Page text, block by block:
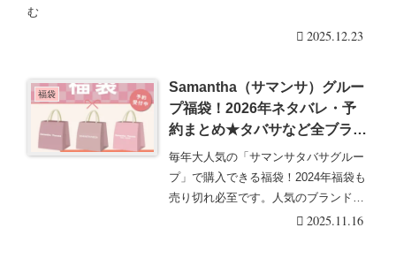
む
2025.12.23
福袋
Samantha（サマンサ）グルー
プ福袋！2026年ネタバレ・予
約まとめ★タバサなど全ブラン
ド！中身ネタバレ・口コミ・評
判まとめ！
毎年大人気の「サマンサタバサグルー
プ」で購入できる福袋！2024年福袋も
売り切れ必至です。人気のブランドが
ラインナップ！・・・続きを読む
2025.11.16